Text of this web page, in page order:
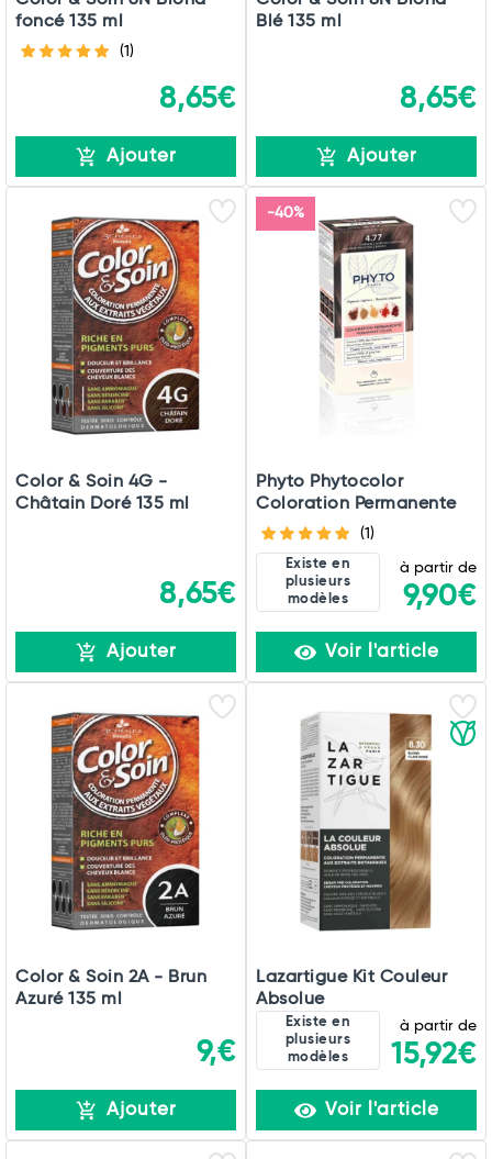
foncé 135 ml
(1)
8,65€
Ajouter
Blé 135 ml
8,65€
Ajouter
Color & Soin 4G -
Châtain Doré 135 ml
8,65€
Ajouter
-40%
Phyto Phytocolor
Coloration Permanente
(1)
Existe en
plusieurs
modèles
à partir de
9,90€
Voir l'article
Color & Soin 2A - Brun
Azuré 135 ml
9,€
Ajouter
Lazartigue Kit Couleur
Absolue
Existe en
plusieurs
modèles
à partir de
15,92€
Voir l'article